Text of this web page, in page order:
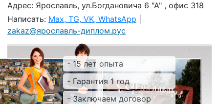
Адрес: Ярославль, ул.Богдановича 6 "А" , офис 318
Написать: Max, TG, VK, WhatsApp
zakaz@ярославль-диплом.рус
- 15 лет опыта
- Гарантия 1 год
- Заключаем договор